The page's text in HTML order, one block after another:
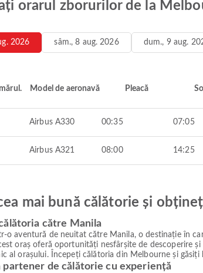
orarul zborurilor de la
2026 sâm., 8 aug. 2026 dum., 9 aug.
Model de aeronavă Pleacă
Airbus A330 00:35 07:05
Airbus A321 08:00 14:25
mai bună călătorie și
către Manila
o aventură de neuitat către Manila, o destinație în
oraș oferă oportunități nesfârșite de descoperire
al orașului. Începeți călătoria din Melbourne și
partener de călătorie cu experiență